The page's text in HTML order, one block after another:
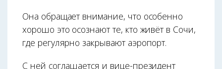
Она обращает внимание, что особенно
хорошо это осознают те, кто живёт в Сочи,
где регулярно закрывают аэропорт.
С ней соглашается и вице-президент